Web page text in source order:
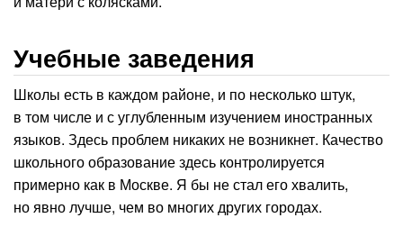
Учебные заведения
Школы есть в каждом районе, и по несколько штук,
в том числе и с углубленным изучением иностранных
языков. Здесь проблем никаких не возникнет. Качество
школьного образование здесь контролируется
примерно как в Москве. Я бы не стал его хвалить,
но явно лучше, чем во многих других городах.